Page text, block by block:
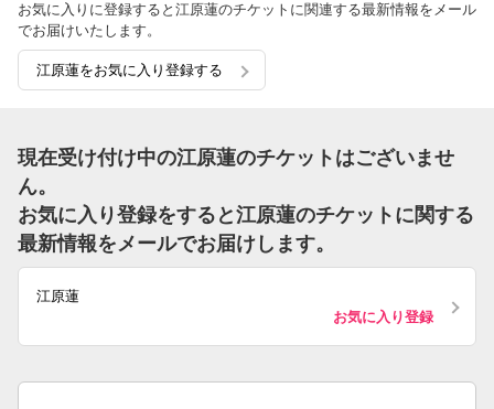
お気に入りに登録すると江原蓮のチケットに関連する最新情報をメール
でお届けいたします。
江原蓮をお気に入り登録する
現在受け付け中の江原蓮のチケットはございませ
ん。
お気に入り登録をすると江原蓮のチケットに関する
最新情報をメールでお届けします。
江原蓮
お気に入り登録